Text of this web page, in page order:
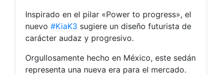
Inspirado en el pilar «Power to progress», el
nuevo #KiaK3 sugiere un diseño futurista de
carácter audaz y progresivo.
Orgullosamente hecho en México, este sedán
representa una nueva era para el mercado.